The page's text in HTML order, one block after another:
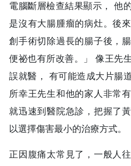
電腦斷層檢查結果顯示， 他
是沒有大腸腫瘤的病灶。後
創手術切除過長的腸子後，
便祕也有所改善。」 像王先
誤就醫， 有可能造成大片腸
所幸王先生和他的家人非常
就迅速到醫院急診，把握了
以選擇傷害最小的治療方式。
正因腹痛太常見了，一般人